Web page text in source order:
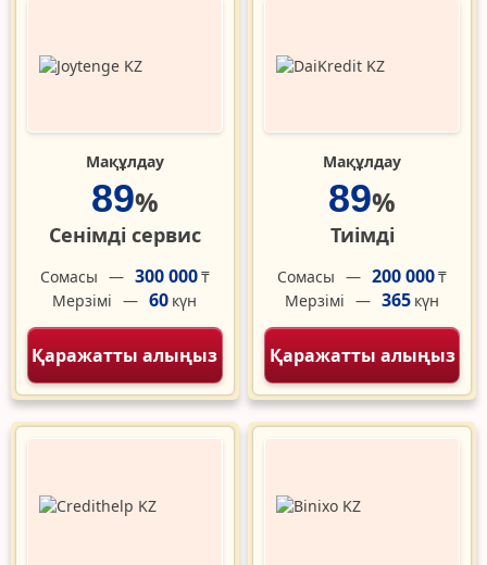
Мақұлдау
89%
Сенімді сервис
Сомасы 300 000₸
Мерзімі
60 күн
Қаражатты алыңыз
Мақұлдау
89%
Тиімді
Сомасы 200 000₸
Мерзімі
365 күн
Қаражатты алыңыз